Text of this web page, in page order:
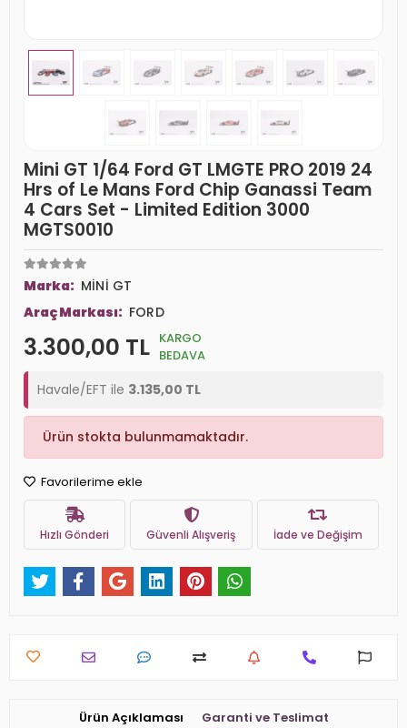
Mini GT 1/64 Ford GT LMGTE PRO 2019 24
Hrs of Le Mans Ford Chip Ganassi Team
4 Cars Set - Limited Edition 3000
MGTS0010
Marka: MİNİ GT
Araç Markası: FORD
3.300,00 TL KARGO
BEDAVA
Havale/EFT ile 3.135,00 TL
Ürün stokta bulunmamaktadır.
Favorilerime ekle
Hızlı Gönderi Güvenli Alışveriş İade ve Değişim
Ürün Açıklaması Garanti ve Teslimat